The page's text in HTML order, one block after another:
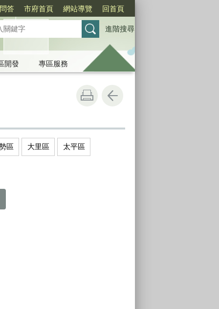
答 市府首頁 網站導覽 回首頁
進階搜尋
開發 專區服務
區 大里區 太平區